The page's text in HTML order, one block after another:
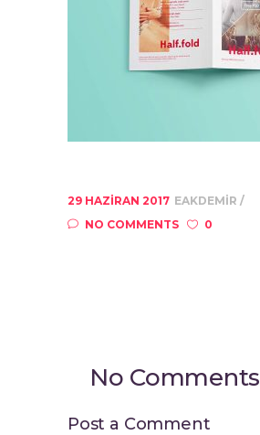
29 HAZIRAN 2017 EAKDEMIR
NO COMMENTS
0
No Comments
Post a Comment